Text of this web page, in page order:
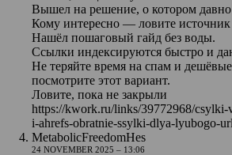
Вышел на решение, о котором давно
Кому интересно — ловите источник
Нашёл пошаговый гайд без воды.
Ссылки индексируются быстро и
Не теряйте время на спам и
посмотрите этот вариант.
Ловите, пока не закрыли
https://kwork.ru/links/39772968/csylki-
i-ahrefs-obratnie-ssylki-dlya-lyubogo-url
MetabolicFreedomHes
24 NOVEMBER 2025 – 13:06